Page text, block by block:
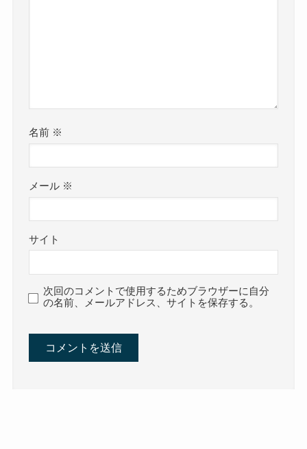
名前 ※
メール ※
サイト
次回のコメントで使用するためブラウザーに自分
の名前、メールアドレス、サイトを保存する。